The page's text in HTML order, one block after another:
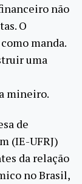
não
O
manda.
uma
mineiro.
de
(IE-UFRJ)
da relação
no Brasil,